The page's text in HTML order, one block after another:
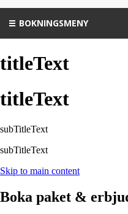
BOKNINGSMENY
titleText
titleText
subTitleText
subTitleText
Skip to main content
Boka paket &